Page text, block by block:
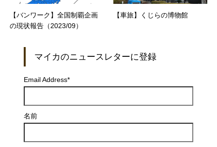
【バンワーク】全国制覇企画
の現状報告（2023/09）
【車旅】くじらの博物館
マイカのニュースレターに登録
Email Address*
名前